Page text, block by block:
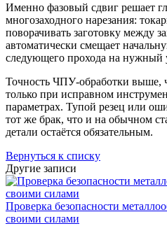
Именно фазовый сдвиг решает
многозаходного нарезания:
поворачивать заготовку между
автоматически смещает
следующего прохода на нужный
Точность ЧПУ-обработки выше,
только при исправном
параметрах. Тупой резец или
тот же брак, что и на обычном
детали остаётся обязательным.
Вернуться к списку
Другие записи
Проверка безопасности
своими силами